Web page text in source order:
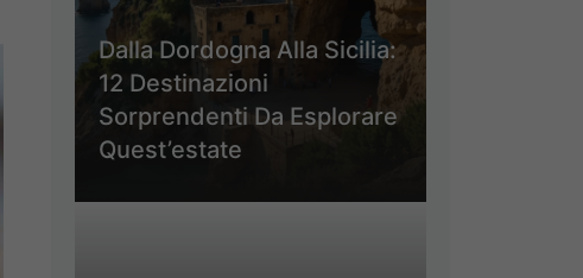
Dalla Dordogna Alla Sicilia:
12 Destinazioni
Sorprendenti Da Esplorare
Quest’estate